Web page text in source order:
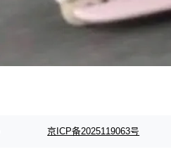
京ICP备2025119063号